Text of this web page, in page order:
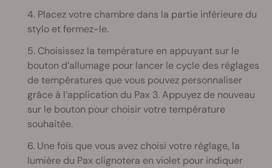
4. Placez votre chambre dans la partie inférieure du
stylo et fermez-le.
5. Choisissez la température en appuyant sur le
bouton d’allumage pour lancer le cycle des réglages
de températures que vous pouvez personnaliser
grâce à l’application du Pax 3. Appuyez de nouveau
sur le bouton pour choisir votre température
souhaitée.
6. Une fois que vous avez choisi votre réglage, la
lumière du Pax clignotera en violet pour indiquer